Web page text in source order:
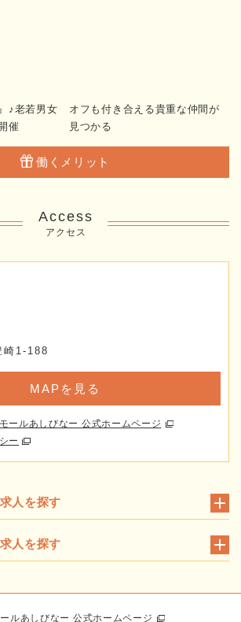
♪老若男女
催
オフも付き合える貴重な仲間が
見つかる
働くメリット
Access
アクセス
崎1-188
MAPを見る
ールあしびなー 公式ホームページ
ー
人を探す
人を探す
ルあしびなー 公式ホームページ